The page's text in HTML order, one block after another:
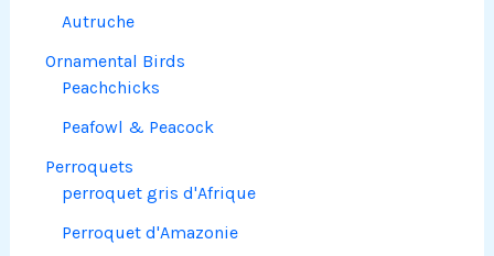
Autruche
Ornamental Birds
Peachchicks
Peafowl & Peacock
Perroquets
perroquet gris d'Afrique
Perroquet d'Amazonie